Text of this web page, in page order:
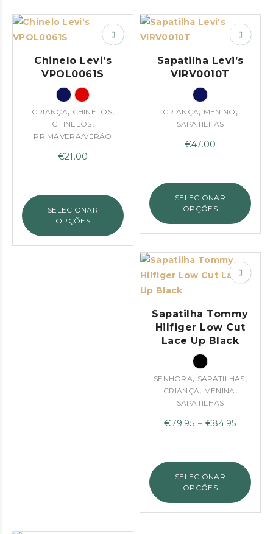
Chinelo Levi’s
VPOL0061S
CRIANÇA, CHINELOS,
CHINELOS,
PRIMAVERA/VERÃO
€21.00
SELECIONAR
OPÇÕES
Sapatilha Levi’s
VIRV0010T
CRIANÇA, MENINO ,
SAPATILHAS
€47.00
SELECIONAR
OPÇÕES
Sapatilha Tommy
Hilfiger Low Cut
Lace Up Black
SENHORA, SAPATILHAS,
CRIANÇA, MENINA,
SAPATILHAS
€79.95 – €84.95Price
through
€84.95
SELECIONAR
OPÇÕES